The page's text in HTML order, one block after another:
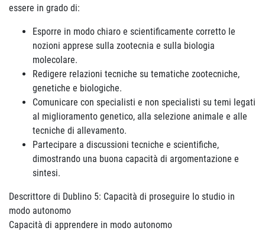
essere in grado di:
Esporre in modo chiaro e scientificamente corretto le
nozioni apprese sulla zootecnia e sulla biologia
molecolare.
Redigere relazioni tecniche su tematiche zootecniche,
genetiche e biologiche.
Comunicare con specialisti e non specialisti su temi legati
al miglioramento genetico, alla selezione animale e alle
tecniche di allevamento.
Partecipare a discussioni tecniche e scientifiche,
dimostrando una buona capacità di argomentazione e
sintesi.
Descrittore di Dublino 5: Capacità di proseguire lo studio in
modo autonomo
Capacità di apprendere in modo autonomo